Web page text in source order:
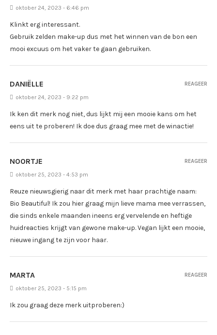
oktober 24, 2023 - 6:46 pm
Klinkt erg interessant.
Gebruik zelden make-up dus met het winnen van de bon een
mooi excuus om het vaker te gaan gebruiken.
DANIËLLE
oktober 24, 2023 - 9:22 pm
Ik ken dit merk nog niet, dus lijkt mij een mooie kans om het
eens uit te proberen! Ik doe dus graag mee met de winactie!
REAGEER
NOORTJE
oktober 25, 2023 - 4:53 pm
Reuze nieuwsgierig naar dit merk met haar prachtige naam:
Bio Beautiful! Ik zou hier graag mijn lieve mama mee verrassen,
die sinds enkele maanden ineens erg vervelende en heftige
huidreacties krijgt van gewone make-up. Vegan lijkt een mooie,
nieuwe ingang te zijn voor haar.
REAGEER
MARTA
oktober 25, 2023 - 5:15 pm
Ik zou graag deze merk uitproberen:)
REAGEER